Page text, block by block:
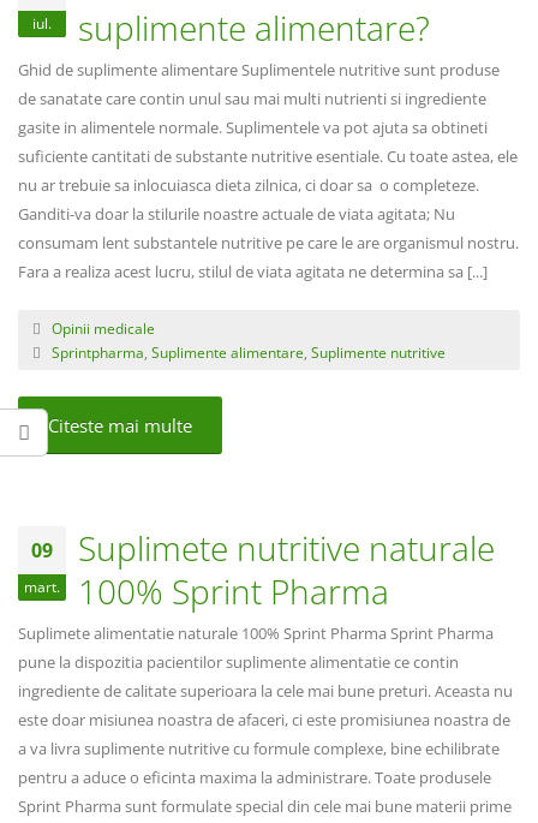
iul.
suplimente alimentare?
Ghid de suplimente alimentare Suplimentele nutritive sunt produse
de sanatate care contin unul sau mai multi nutrienti si ingrediente
gasite in alimentele normale. Suplimentele va pot ajuta sa obtineti
suficiente cantitati de substante nutritive esentiale. Cu toate astea, ele
nu ar trebuie sa inlocuiasca dieta zilnica, ci doar sa o completeze.
Ganditi-va doar la stilurile noastre actuale de viata agitata; Nu
consumam lent substantele nutritive pe care le are organismul nostru.
Fara a realiza acest lucru, stilul de viata agitata ne determina sa [...]
Opinii medicale
Sprintpharma Suplimente alimentare Suplimente nutritive
Citeste mai multe
09
mart.
Suplimete nutritive naturale
100% Sprint Pharma
Suplimete alimentatie naturale 100% Sprint Pharma Sprint Pharma
pune la dispozitia pacientilor suplimente alimentatie ce contin
ingrediente de calitate superioara la cele mai bune preturi. Aceasta nu
este doar misiunea noastra de afaceri, ci este promisiunea noastra de
a va livra suplimente nutritive cu formule complexe, bine echilibrate
pentru a aduce o eficinta maxima la administrare. Toate produsele
Sprint Pharma sunt formulate special din cele mai bune materii prime